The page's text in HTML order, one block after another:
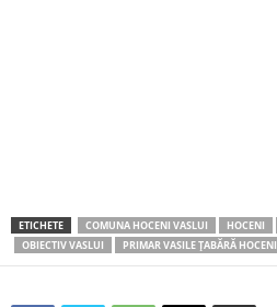
ETICHETE COMUNA HOCENI VASLUI HOCENI
OBIECTIV VASLUI
PRIMAR VASILE ȚABĂRĂ HOCENI